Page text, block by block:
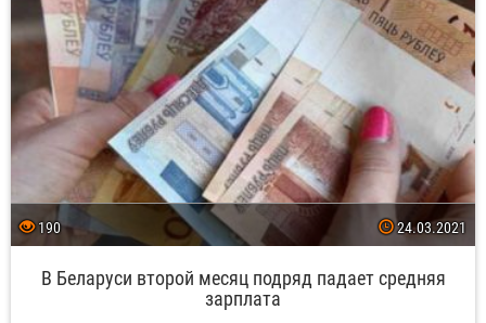
190 24.03.2021
В Беларуси второй месяц подряд падает средняя
зарплата